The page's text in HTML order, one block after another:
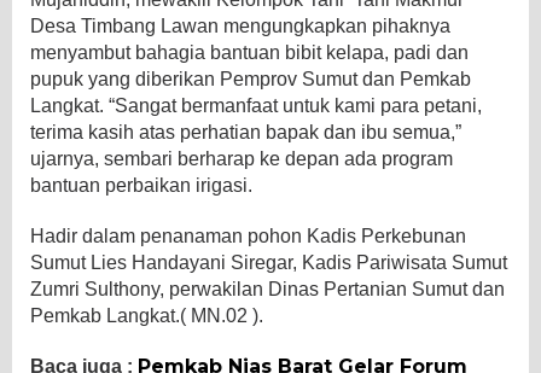
Desa Timbang Lawan mengungkapkan pihaknya
menyambut bahagia bantuan bibit kelapa, padi dan
pupuk yang diberikan Pemprov Sumut dan Pemkab
Langkat. “Sangat bermanfaat untuk kami para petani,
terima kasih atas perhatian bapak dan ibu semua,”
ujarnya, sembari berharap ke depan ada program
bantuan perbaikan irigasi.
Hadir dalam penanaman pohon Kadis Perkebunan
Sumut Lies Handayani Siregar, Kadis Pariwisata Sumut
Zumri Sulthony, perwakilan Dinas Pertanian Sumut dan
Pemkab Langkat.( MN.02 ).
Baca juga : Pemkab Nias Barat Gelar Forum